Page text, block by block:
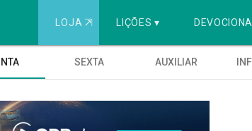
LOJA ⇱ LIÇÕES ▾
SEXTA AUXILIAR